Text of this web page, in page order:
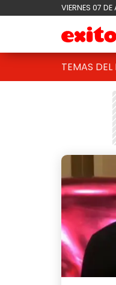
VIERNES 07
TEMAS DEL